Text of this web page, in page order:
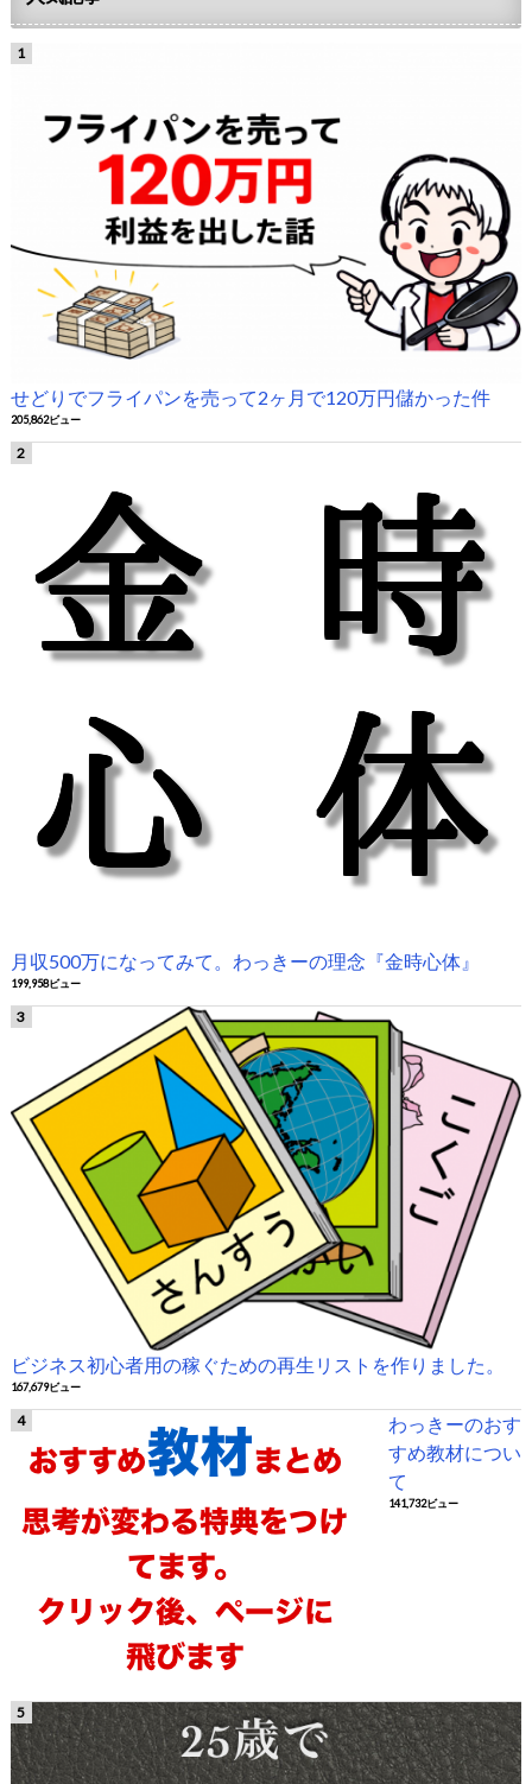
せどりでフライパンを売って2ヶ月で120万円儲かった件
205,862ビュー
月収500万になってみて。わっきーの理念『金時心体』
199,958ビュー
ビジネス初心者用の稼ぐための再生リストを作りました。
167,679ビュー
わっきーのおす
すめ教材につい
て
141,732ビュー